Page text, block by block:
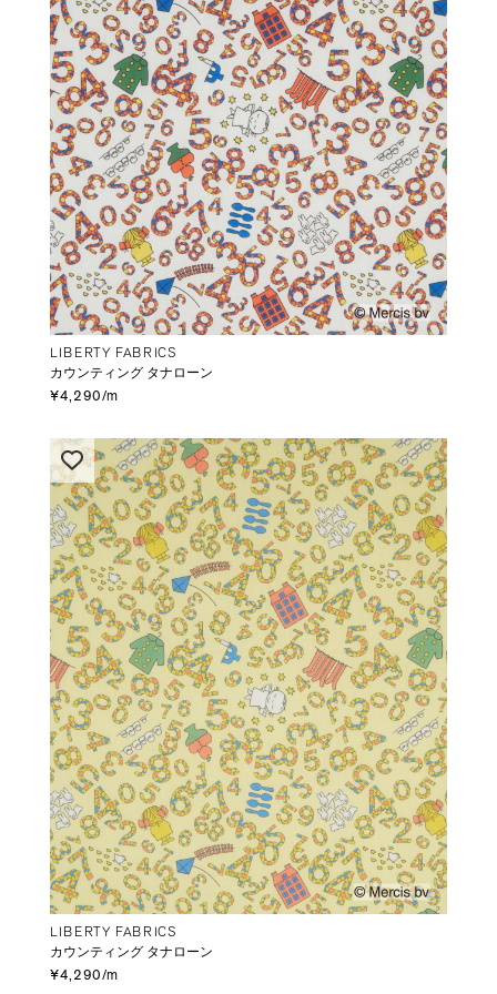
LIBERTY FABRICS
カウンティング タナローン
¥4,290/m
LIBERTY FABRICS
カウンティング タナローン
¥4,290/m